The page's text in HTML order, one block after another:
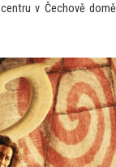
v Čechově domě